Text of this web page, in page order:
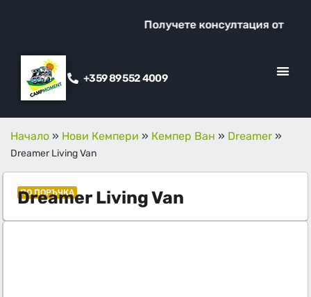
Получете консултация от наш
+359 89 552 4009
Начало » Нови Кемпери » Кемпер Ван » Dreamer »
Dreamer Living Van
ПО ПОРЪЧКА
Dreamer Living Van